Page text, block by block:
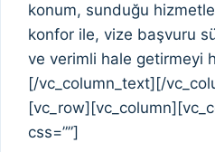
konum, sunduğu
konfor ile, vize başvuru
ve verimli hale getirmeyi
[/vc_column_text][/
css=””]